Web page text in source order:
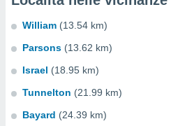
William (13.54 km)
Parsons (13.62 km)
Israel (18.95 km)
Tunnelton (21.99 km)
Bayard (24.39 km)